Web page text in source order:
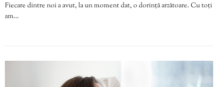
Fiecare dintre noi a avut, la un moment dat, o dorință arzătoare. Cu toți
am…